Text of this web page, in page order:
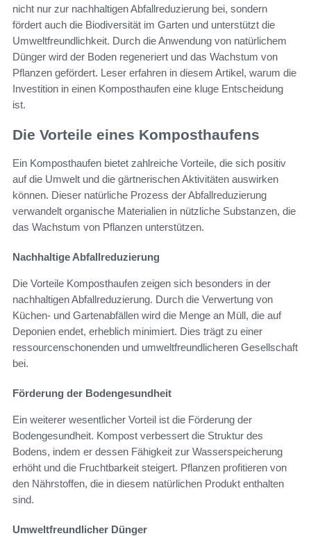
nicht nur zur nachhaltigen Abfallreduzierung bei, sondern
fördert auch die Biodiversität im Garten und unterstützt die
Umweltfreundlichkeit. Durch die Anwendung von natürlichem
Dünger wird der Boden regeneriert und das Wachstum von
Pflanzen gefördert. Leser erfahren in diesem Artikel, warum die
Investition in einen Komposthaufen eine kluge Entscheidung
ist.
Die Vorteile eines Komposthaufens
Ein Komposthaufen bietet zahlreiche Vorteile, die sich positiv
auf die Umwelt und die gärtnerischen Aktivitäten auswirken
können. Dieser natürliche Prozess der Abfallreduzierung
verwandelt organische Materialien in nützliche Substanzen, die
das Wachstum von Pflanzen unterstützen.
Nachhaltige Abfallreduzierung
Die Vorteile Komposthaufen zeigen sich besonders in der
nachhaltigen Abfallreduzierung. Durch die Verwertung von
Küchen- und Gartenabfällen wird die Menge an Müll, die auf
Deponien endet, erheblich minimiert. Dies trägt zu einer
ressourcenschonenden und umweltfreundlicheren Gesellschaft
bei.
Förderung der Bodengesundheit
Ein weiterer wesentlicher Vorteil ist die Förderung der
Bodengesundheit. Kompost verbessert die Struktur des
Bodens, indem er dessen Fähigkeit zur Wasserspeicherung
erhöht und die Fruchtbarkeit steigert. Pflanzen profitieren von
den Nährstoffen, die in diesem natürlichen Produkt enthalten
sind.
Umweltfreundlicher Dünger